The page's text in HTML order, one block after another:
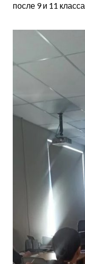
после 9 и 11 класса